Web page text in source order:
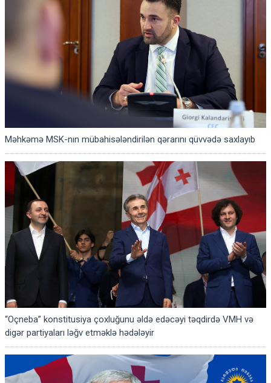
Məhkəmə MSK-nın mübahisələndirilən qərarını qüvvədə saxlayıb
“Oçneba” konstitusiya çoxluğunu əldə edəcəyi təqdirdə VMH və
digər partiyaları ləğv etməklə hədələyir